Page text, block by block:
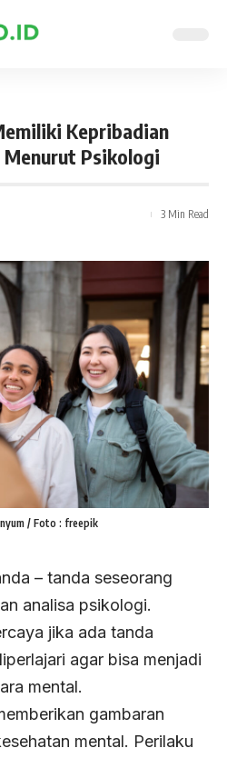
Kepribadian
Psikologi
3 Min Read
/ Foto : freepik
– tanda seseorang
analisa psikologi.
jika ada tanda
agar bisa menjadi
mental.
gambaran
mental. Perilaku